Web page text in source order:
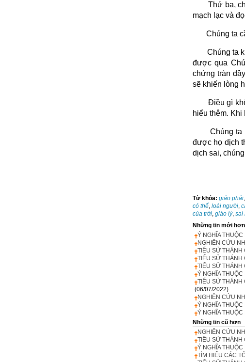
Thứ ba,
mạch lạc và
Chúng ta
Chúng ta
được qua
chứng tràn
sẽ khiến lòng
Điều gì
hiểu thêm.
Chúng ta
được họ dịch
dịch sai,
Từ khóa: giáo phái,
có thể, loài người,
của trời, giáo lý, sai
Những tin mới hơn
Ý NGHĨA
NGHIÊN CỨU
TIỂU SỬ THÁNH
TIỂU SỬ THÁNH
TIỂU SỬ THÁNH
Ý NGHĨA
TIỂU SỬ THÁNH
(06/07/2022)
NGHIÊN CỨU
Ý NGHĨA
Ý NGHĨA
Những tin cũ hơn
NGHIÊN CỨU
TIỂU SỬ THÁNH
Ý NGHĨA
TÌM HIỂU CÁC